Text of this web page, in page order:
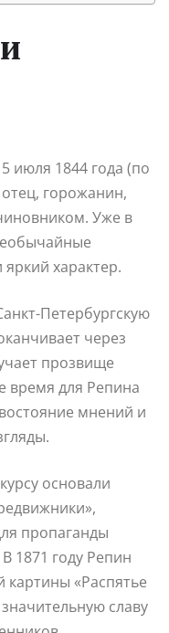
июля 1844 года (по
горожанин,
Уже в
характер.
Петербургскую
через
прозвище
время для Репина
мнений и
основали
пропаганды
1871 году Репин
картины «Распятье
славу